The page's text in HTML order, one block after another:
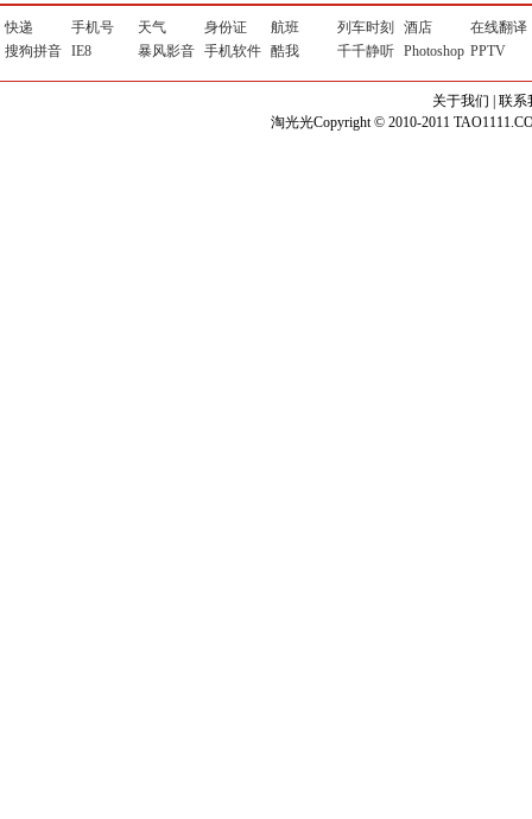
快递 手机号 天气 身份证 航班 列车时刻 酒店
在线翻译
搜狗拼音 IE8 暴风影音 手机软件 酷我 千千静听 Photoshop PPTV
关于我们
联系
淘光光Copyright © 2010-2011